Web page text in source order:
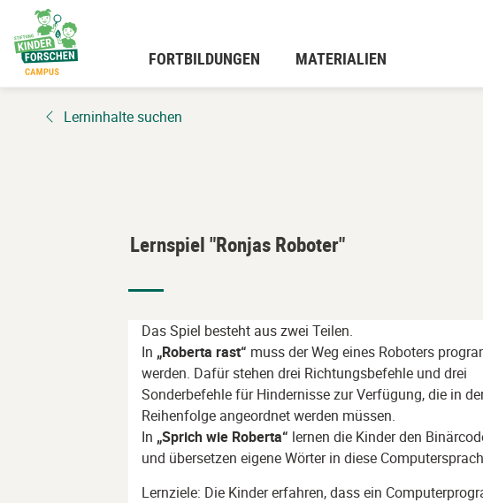
Hauptinhalt
wechseln
FORTBILDUNGEN MATERIALIEN
Lerninhalte suchen
Lernspiel "Ronjas Roboter"
Das Spiel besteht aus zwei Teilen.
In „Roberta rast“ muss der Weg eines Roboters
werden. Dafür stehen drei Richtungsbefehle und drei
Sonderbefehle für Hindernisse zur Verfügung, die in
Reihenfolge angeordnet werden müssen.
In „Sprich wie Roberta“ lernen die Kinder den
und übersetzen eigene Wörter in diese
Lernziele: Die Kinder erfahren, dass ein